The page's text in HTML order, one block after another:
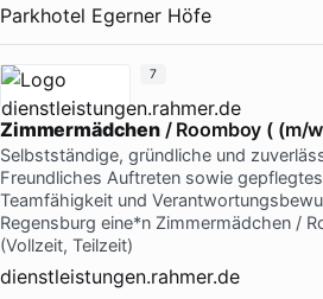
Parkhotel Egerner Höfe
Zimmermädchen/ Roomboy ( (m/
Selbstständige, gründliche und
Freundliches Auftreten sowie
Teamfähigkeit und
Regensburg eine*n Zimmermädchen /
(Vollzeit, Teilzeit)
dienstleistungen.rahmer.de
7